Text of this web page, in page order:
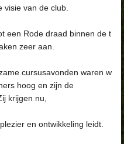
visie van de club.
een Rode draad binnen de t
zeer aan.
cursusavonden waren w
hoog en zijn de
krijgen nu,
en ontwikkeling leidt.